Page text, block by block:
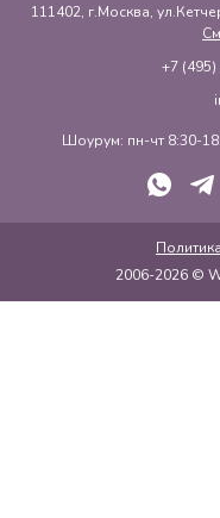
111402, г.Москва,
+7 (495)
Шоурум: пн-чт 8:30-
2006-2026 ©